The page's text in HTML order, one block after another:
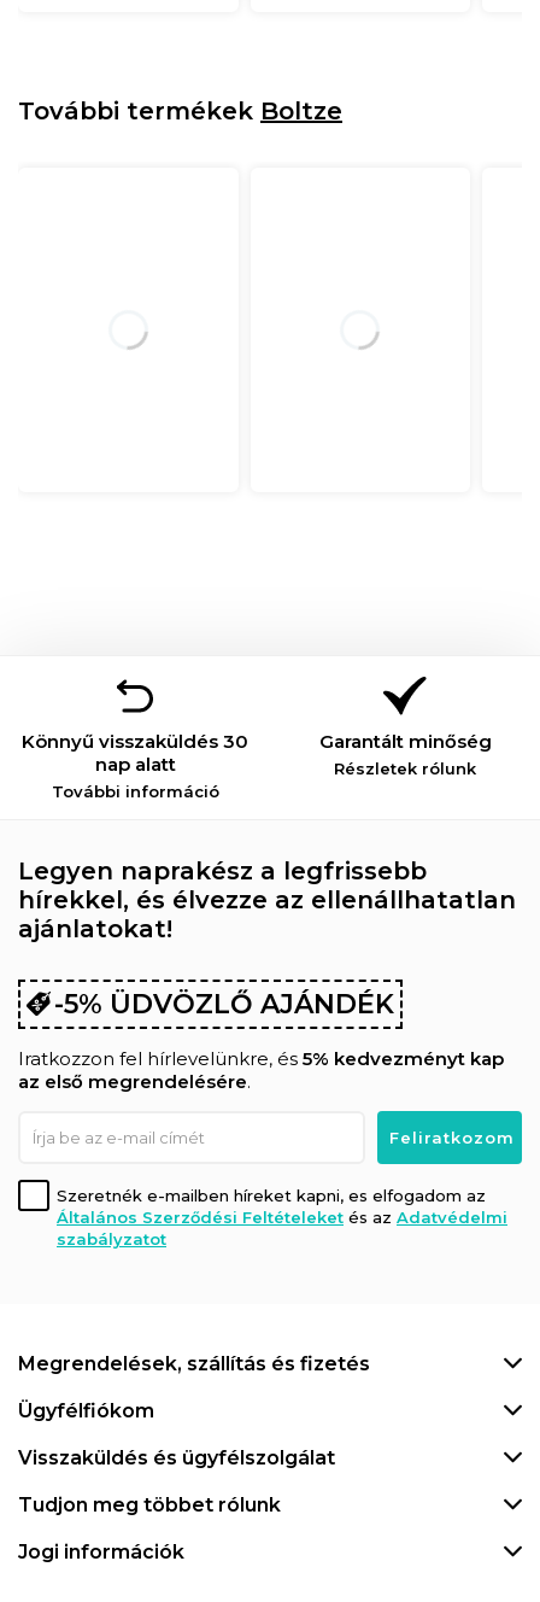
További termékek Boltze
Könnyű visszaküldés 30
nap alatt
További információ
Garantált minőség
Részletek rólunk
Legyen naprakész a legfrissebb
hírekkel, és élvezze az ellenállhatatlan
ajánlatokat!
-5% ÜDVÖZLŐ AJÁNDÉK
Iratkozzon fel hírlevelünkre, és 5% kedvezményt kap
az első megrendelésére.
Szeretnék e-mailben híreket kapni, es elfogadom az
Általános Szerződési Feltételeket és az Adatvédelmi
szabályzatot
Megrendelések, szállítás és fizetés
Ügyfélfiókom
Visszaküldés és ügyfélszolgálat
Tudjon meg többet rólunk
Jogi információk